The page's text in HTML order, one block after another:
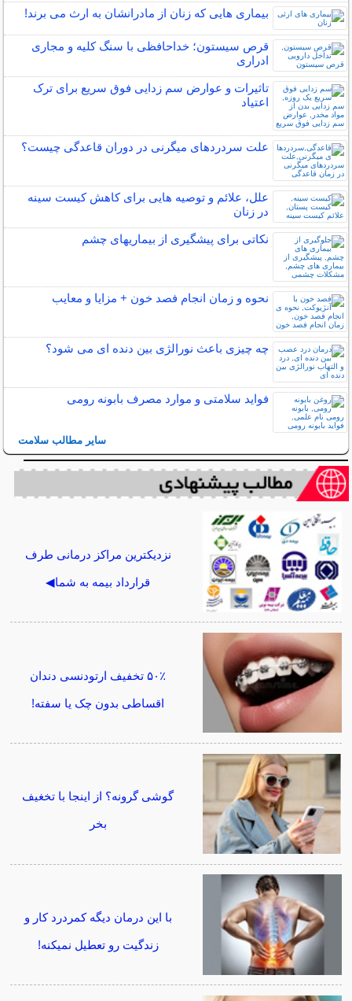
بیماری هایی که زنان از مادرانشان به ارث می برند!
قرص سیستون؛ خداحافظی با سنگ کلیه و مجاری
ادراری
تاثیرات و عوارض سم زدایی فوق سریع برای ترک
اعتیاد
علت سردردهای میگرنی در دوران قاعدگی چیست؟
علل، علائم و توصیه هایی برای کاهش کیست سینه
در زنان
نکاتی برای پیشگیری از بیماریهای چشم
نحوه و زمان انجام فصد خون + مزایا و معایب
چه چیزی باعث نورالژی بین دنده ای می شود؟
فواید سلامتی و موارد مصرف بابونه رومی
سایر مطالب سلامت
نزدیکترین مراکز درمانی طرف
قرارداد بیمه به شما◀
۵۰٪ تخفیف ارتودنسی دندان
اقساطی بدون چک یا سفته!
گوشی گرونه؟ از اینجا با تخغیف
بخر
با این درمان دیگه کمردرد کار و
زندگیت رو تعطیل نمیکنه!